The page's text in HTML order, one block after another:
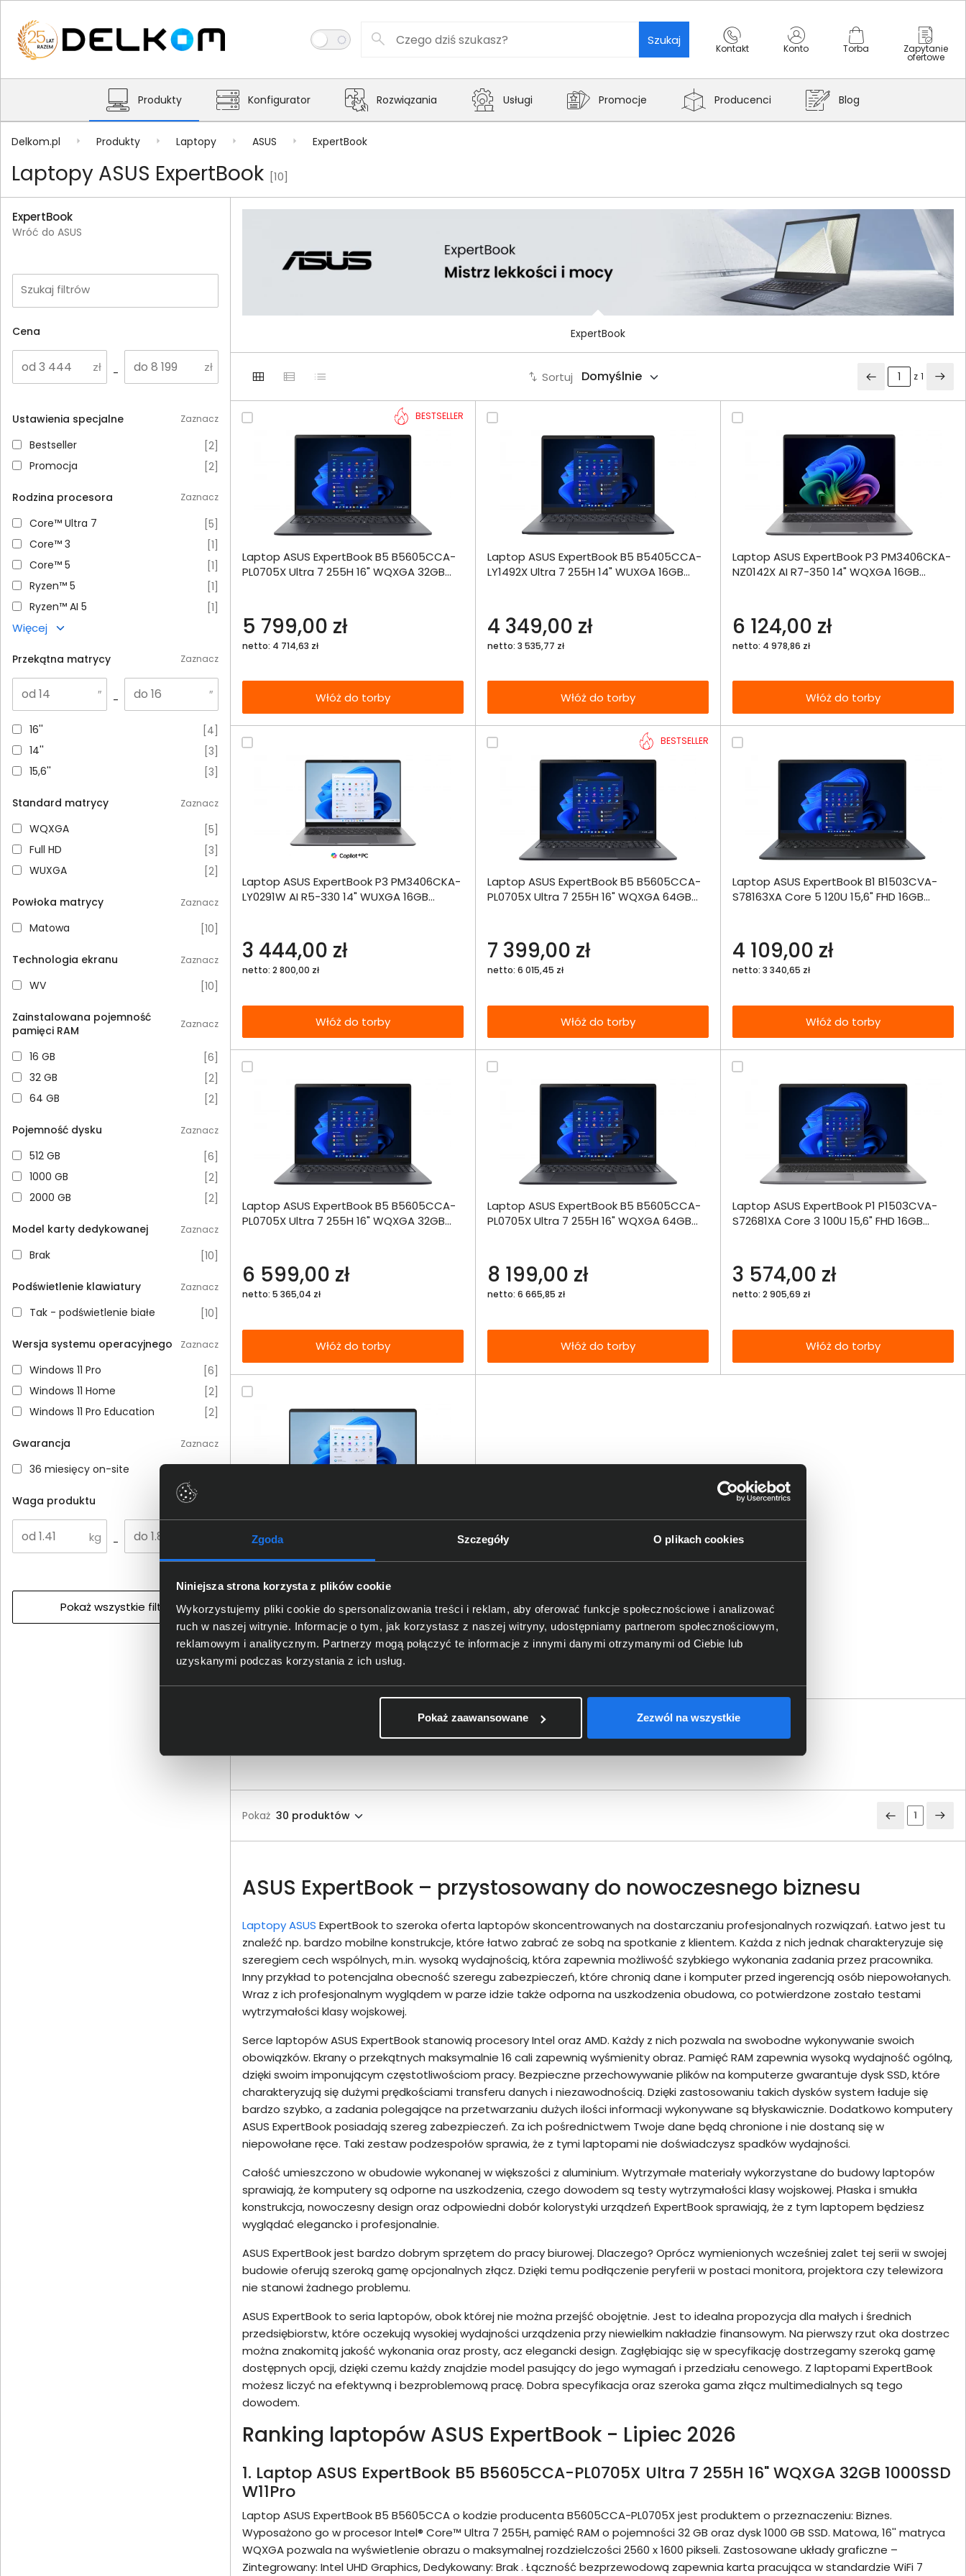
Zgoda Szczegóły O plikach cookies
Niniejsza strona korzysta z plików cookie
Wykorzystujemy pliki cookie do spersonalizowania treści i reklam, aby oferować funkcje społecznościowe i analizować
ruch w naszej witrynie. Informacje o tym, jak korzystasz z naszej witryny, udostępniamy partnerom społecznościowym,
reklamowym i analitycznym. Partnerzy mogą połączyć te informacje z innymi danymi otrzymanymi od Ciebie lub
uzyskanymi podczas korzystania z ich usług.
Pokaż zaawansowane Zezwól na wszystkie
Szukaj
Kontakt Konto Torba Zapytanie
ofertowe
Produkty Konfigurator Rozwiązania Usługi Promocje Producenci Blog
Delkom.pl Produkty Laptopy ASUS ExpertBook
Laptopy ASUS ExpertBook [10]
ExpertBook
Wróć do ASUS
Szukaj filtrów
Cena
-
Ustawienia specjalne Zaznacz
Bestseller
Bestseller [2]
Promocja
Promocja [2]
Rodzina procesora Zaznacz
Core™ Ultra 7
Core™ Ultra 7 [5]
Core™ 3
Core™ 3 [1]
Core™ 5
Core™ 5 [1]
Ryzen™ 5
Ryzen™ 5 [1]
Ryzen™ AI 5
Ryzen™ AI 5 [1]
Więcej
Przekątna matrycy Zaznacz
-
16'' 16'' 4
14'' 14'' 3
15,6''15,6'' 3
Standard matrycy Zaznacz
WQXGA
WQXGA 5
Full HDFull HD 3
WUXGA
WUXGA 2
Powłoka matrycy Zaznacz
Matowa
Matowa 10
Technologia ekranu Zaznacz
WV WV 10
Zainstalowana pojemność
pamięci RAM
Zaznacz
16 GB16 GB 6
32 GB32 GB 2
64 GB64 GB 2
Pojemność dysku Zaznacz
512 GB512 GB 6
1000 GB
1000 GB 2
2000 GB
2000 GB 2
Model karty dedykowanej Zaznacz
BrakBrak 10
Podświetlenie klawiatury Zaznacz
Tak - podświetlenie białe
Tak - podświetlenie białe 10
Wersja systemu operacyjnego Zaznacz
Windows 11 Pro
Windows 11 Pro 6
Windows 11 Home
Windows 11 Home 2
Windows 11 Pro Education
Windows 11 Pro Education 2
Gwarancja Zaznacz
36 miesięcy on-site
36 miesięcy on-site
Waga produktu
-
Pokaż wszystkie filtry
ExpertBook
Sortuj z 1
BESTSELLER
Laptop ASUS ExpertBook B5 B5605CCA-
PL0705X Ultra 7 255H 16" WQXGA 32GB
5 799,00 zł
netto: 4 714,63 zł
Włóż do torby
Włóż do
Dodaj do porównania
Omówienie
Laptop ASUS ExpertBook B5 B5405CCA-
LY1492X Ultra 7 255H 14" WUXGA 16GB
4 349,00 zł
netto: 3 535,77 zł
Włóż do torby
Włóż do
Dodaj do porównania
Omówienie
Laptop ASUS ExpertBook P3 PM3406CKA-
NZ0142X AI R7-350 14" WQXGA 16GB
6 124,00 zł
netto: 4 978,86 zł
Włóż do torby
Laptop ASUS ExpertBook P3 PM3406CKA-
LY0291W AI R5-330 14" WUXGA 16GB
3 444,00 zł
netto: 2 800,00 zł
Włóż do torby
Włóż do
torby
Dodaj do porównania
Omówienie
BESTSELLER
Laptop ASUS ExpertBook B5 B5605CCA-
PL0705X Ultra 7 255H 16" WQXGA 64GB
7 399,00 zł
netto: 6 015,45 zł
Włóż do torby
Włóż do
torby
Dodaj do porównania
Omówienie
Laptop ASUS ExpertBook B1 B1503CVA-
S78163XA Core 5 120U 15,6" FHD 16GB
4 109,00 zł
netto: 3 340,65 zł
Włóż do torby
Specyfikacja techniczna
Laptop ASUS ExpertBook B5 B5605CCA-
PL0705X Ultra 7 255H 16" WQXGA 32GB
6 599,00 zł
netto: 5 365,04 zł
Włóż do torby
Włóż do
Dodaj do porównania
Omówienie
Laptop ASUS ExpertBook B5 B5605CCA-
PL0705X Ultra 7 255H 16" WQXGA 64GB
8 199,00 zł
netto: 6 665,85 zł
Włóż do torby
Włóż do
Dodaj do porównania
Omówienie
Laptop ASUS ExpertBook P1 P1503CVA-
S72681XA Core 3 100U 15,6" FHD 16GB
3 574,00 zł
netto: 2 905,69 zł
Włóż do torby
Omówienie
Specyfikacja techniczna
BM1503CDA-S71744W Ryzen 5 150 15,6"
FHD 16GB 512SSD W11
4 211,00 zł
netto: 3 423,58 zł
Włóż do
Pokaż 1
ASUS ExpertBook – przystosowany do nowoczesnego biznesu
Laptopy ASUS ExpertBook to szeroka oferta laptopów skoncentrowanych na dostarczaniu profesjonalnych rozwiązań. Łatwo jest tu
znaleźć np. bardzo mobilne konstrukcje, które łatwo zabrać ze sobą na spotkanie z klientem. Każda z nich jednak charakteryzuje się
szeregiem cech wspólnych, m.in. wysoką wydajnością, która zapewnia możliwość szybkiego wykonania zadania przez pracownika.
Inny przykład to potencjalna obecność szeregu zabezpieczeń, które chronią dane i komputer przed ingerencją osób niepowołanych.
Wraz z ich profesjonalnym wyglądem w parze idzie także odporna na uszkodzenia obudowa, co potwierdzone zostało testami
wytrzymałości klasy wojskowej.
Serce laptopów ASUS ExpertBook stanowią procesory Intel oraz AMD. Każdy z nich pozwala na swobodne wykonywanie swoich
obowiązków. Ekrany o przekątnych maksymalnie 16 cali zapewnią wyśmienity obraz. Pamięć RAM zapewnia wysoką wydajność ogólną,
dzięki swoim imponującym częstotliwościom pracy. Bezpieczne przechowywanie plików na komputerze gwarantuje dysk SSD, które
charakteryzują się dużymi prędkościami transferu danych i niezawodnością. Dzięki zastosowaniu takich dysków system ładuje się
bardzo szybko, a zadania polegające na przetwarzaniu dużych ilości informacji wykonywane są błyskawicznie. Dodatkowo komputery
ASUS ExpertBook posiadają szereg zabezpieczeń. Za ich pośrednictwem Twoje dane będą chronione i nie dostaną się w
niepowołane ręce. Taki zestaw podzespołów sprawia, że z tymi laptopami nie doświadczysz spadków wydajności.
Całość umieszczono w obudowie wykonanej w większości z aluminium. Wytrzymałe materiały wykorzystane do budowy laptopów
sprawiają, że komputery są odporne na uszkodzenia, czego dowodem są testy wytrzymałości klasy wojskowej. Płaska i smukła
konstrukcja, nowoczesny design oraz odpowiedni dobór kolorystyki urządzeń ExpertBook sprawiają, że z tym laptopem będziesz
wyglądać elegancko i profesjonalnie.
ASUS ExpertBook jest bardzo dobrym sprzętem do pracy biurowej. Dlaczego? Oprócz wymienionych wcześniej zalet tej serii w swojej
budowie oferują szeroką gamę opcjonalnych złącz. Dzięki temu podłączenie peryferii w postaci monitora, projektora czy telewizora
nie stanowi żadnego problemu.
ASUS ExpertBook to seria laptopów, obok której nie można przejść obojętnie. Jest to idealna propozycja dla małych i średnich
przedsiębiorstw, które oczekują wysokiej wydajności urządzenia przy niewielkim nakładzie finansowym. Na pierwszy rzut oka dostrzec
można znakomitą jakość wykonania oraz prosty, acz elegancki design. Zagłębiając się w specyfikację dostrzegamy szeroką gamę
dostępnych opcji, dzięki czemu każdy znajdzie model pasujący do jego wymagań i przedziału cenowego. Z laptopami ExpertBook
możesz liczyć na efektywną i bezproblemową pracę. Dobra specyfikacja oraz szeroka gama złącz multimedialnych są tego
dowodem.
Ranking laptopów ASUS ExpertBook - Lipiec 2026
1. Laptop ASUS ExpertBook B5 B5605CCA-PL0705X Ultra 7 255H 16" WQXGA 32GB 1000SSD
W11Pro
Laptop ASUS ExpertBook B5 B5605CCA o kodzie producenta B5605CCA-PL0705X jest produktem o przeznaczeniu: Biznes.
Wyposażono go w procesor Intel® Core™ Ultra 7 255H, pamięć RAM o pojemności 32 GB oraz dysk 1000 GB SSD. Matowa, 16'' matryca
WQXGA pozwala na wyświetlenie obrazu o maksymalnej rozdzielczości 2560 x 1600 pikseli. Zastosowane układy graficzne –
Zintegrowany: Intel UHD Graphics, Dedykowany: Brak . Łączność bezprzewodową zapewnia karta pracująca w standardzie WiFi 7